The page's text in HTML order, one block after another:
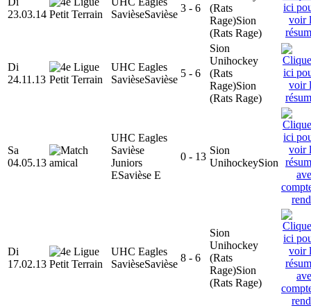
23.03.14
SavièseSavièse
3 - 6
(Rats
Rage)Sion
(Rats Rage)
Di
24.11.13
UHC Eagles
SavièseSavièse
5 - 6
Sion
Unihockey
(Rats
Rage)Sion
(Rats Rage)
Sa
04.05.13
UHC Eagles
Savièse
Juniors
ESavièse E
0 - 13
Sion
UnihockeySion
Di
17.02.13
UHC Eagles
SavièseSavièse
8 - 6
Sion
Unihockey
(Rats
Rage)Sion
(Rats Rage)